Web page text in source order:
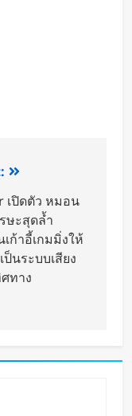
เปิดตัว หมอน
ษะสุดล้ำ
เก้าอี้เกมมิ่งให้
ป็นระบบเสียง
ทาง